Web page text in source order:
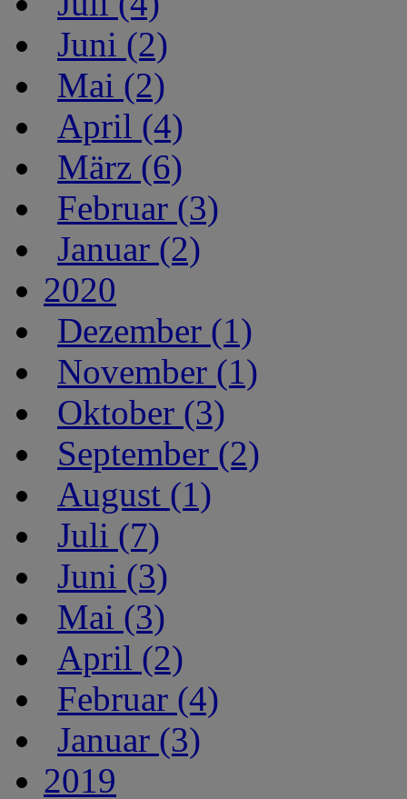
Juni (2)
Mai (2)
April (4)
März (6)
Februar (3)
Januar (2)
2020
Dezember (1)
November (1)
Oktober (3)
September (2)
August (1)
Juli (7)
Juni (3)
Mai (3)
April (2)
Februar (4)
Januar (3)
2019